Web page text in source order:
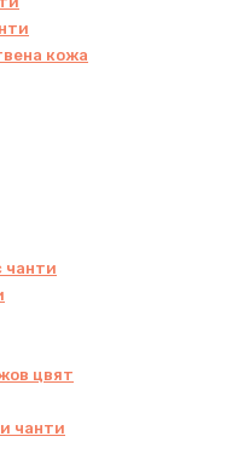
кожа
чанти
цвят
чанти